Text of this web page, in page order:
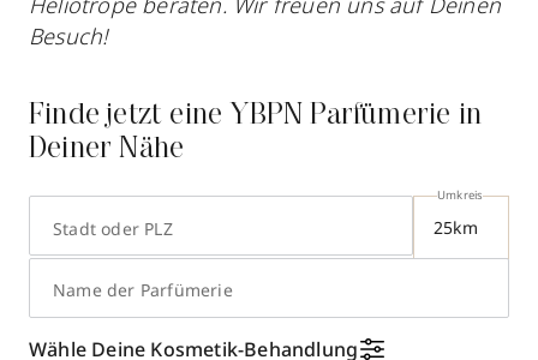
Besuch!
Finde jetzt eine YBPN Parfümerie in
Deiner Nähe
Stadt oder PLZ
Umkreis
Name der Parfümerie
Wähle Deine Kosmetik-Behandlung